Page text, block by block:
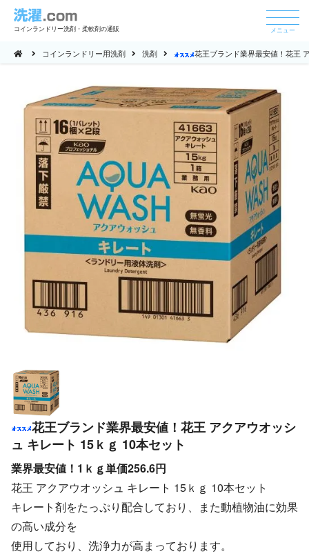
コインランドリー洗剤・柔軟剤の通販 メニュー
コインランドリー用洗剤 洗剤 花王ブランド業界最安値！花王
花王ブランド業界最安値！花王 アクアウオッシ
ュ キレート 15ｋｇ 10本セット
業界最安値！1ｋｇ単価256.6円
花王 アクアウオッシュ キレート 15ｋｇ 10本セット
キレート剤をたっぷり配合しており、また動植物油に効果
の高い成分を
使用しており、洗浄力が高まっております。